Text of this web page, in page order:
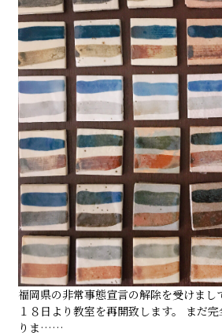
福岡県の非常事態宣言の解除を受けまし
１８日より教室を再開致します。 まだ
りま……